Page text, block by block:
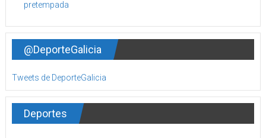
@DeporteGalicia
Tweets de DeporteGalicia
Deportes